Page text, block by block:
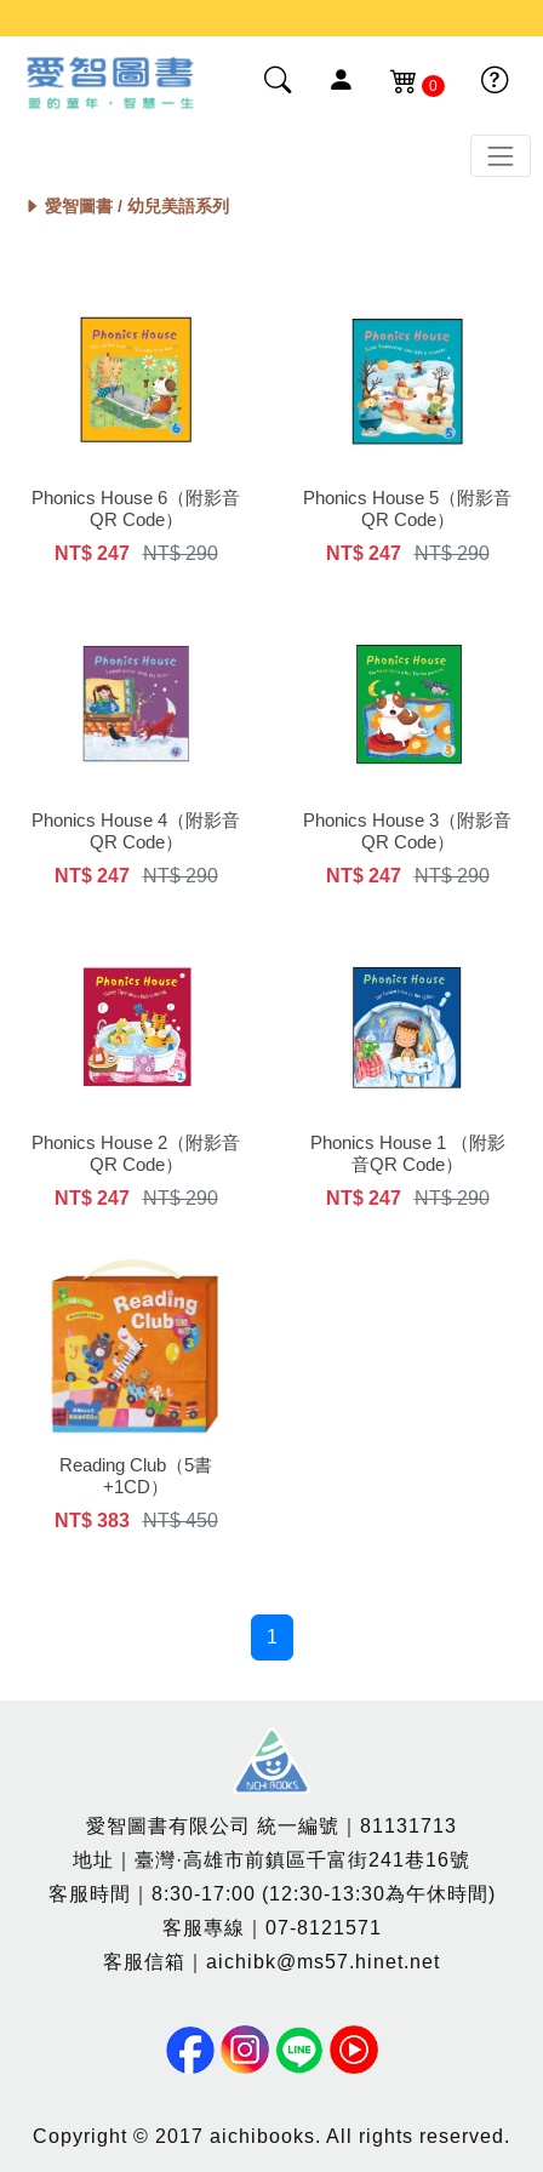
0
愛智圖書 / 幼兒美語系列
Phonics House 6（附影音
QR Code）
NT$ 247
NT$ 290
Phonics House 5（附影音
QR Code）
NT$ 247
NT$ 290
Phonics House 4（附影音
QR Code）
NT$ 247
NT$ 290
Phonics House 3（附影音
QR Code）
NT$ 247
NT$ 290
Phonics House 2（附影音
QR Code）
NT$ 247
NT$ 290
Phonics House 1 （附影
音QR Code）
NT$ 247
NT$ 290
Reading Club（5書
+1CD）
NT$ 383
NT$ 450
1
愛智圖書有限公司 統一編號｜81131713
地址｜臺灣·高雄市前鎮區千富街241巷16號
客服時間｜8:30-17:00 (12:30-13:30為午休時間)
客服專線｜07-8121571
客服信箱｜aichibk@ms57.hinet.net
Copyright © 2017 aichibooks. All rights reserved.